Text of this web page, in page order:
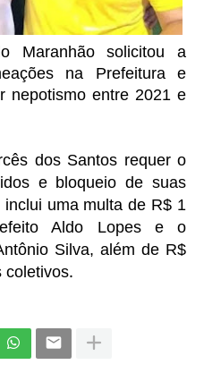
Maranhão solicitou a
na Prefeitura e
nepotismo entre 2021 e
dos Santos requer o
e bloqueio de suas
uma multa de R$ 1
Aldo Lopes e o
Silva, além de R$
coletivos.